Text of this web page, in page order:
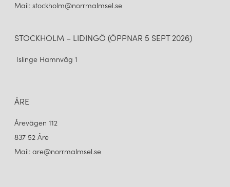
Mail: stockholm@norrmalmsel.se
STOCKHOLM – LIDINGÖ (ÖPPNAR 5 SEPT 2026)
Islinge Hamnväg 1
ÅRE
Årevägen 112
837 52 Åre
Mail: are@norrmalmsel.se